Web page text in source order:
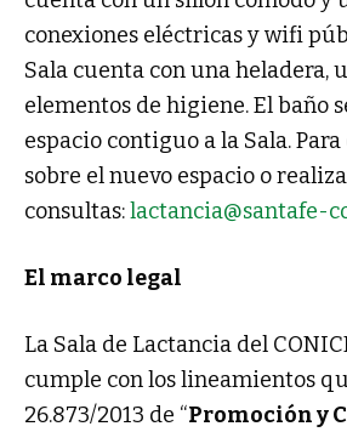
conexiones eléctricas y wifi
Sala cuenta con una heladera,
elementos de higiene. El baño
espacio contiguo a la Sala.
sobre el nuevo espacio o
consultas:lactancia@santafe-
El marco legal
La Sala de Lactancia del
cumple con los lineamientos
26.873/2013 de “Promoción y